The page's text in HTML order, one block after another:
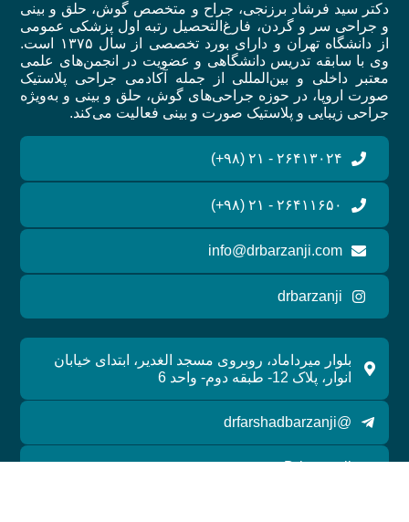
دکتر سید فرشاد برزنجی، جراح و متخصص گوش، حلق و بینی
و جراحی سر و گردن، فارغ‌التحصیل رتبه اول پزشکی عمومی
از دانشگاه تهران و دارای بورد تخصصی از سال ۱۳۷۵ است.
وی با سابقه تدریس دانشگاهی و عضویت در انجمن‌های علمی
معتبر داخلی و بین‌المللی از جمله آکادمی جراحی پلاستیک
صورت اروپا، در حوزه جراحی‌های گوش، حلق و بینی و به‌ویژه
جراحی زیبایی و پلاستیک صورت و بینی فعالیت می‌کند.
۲۶۴۱۳۰۲۴ - ۲۱ (۹۸+)
۲۶۴۱۱۶۵۰ - ۲۱ (۹۸+)
info@drbarzanji.com
drbarzanji
بلوار میرداماد، روبروی مسجد الغدیر، ابتدای خیابان
انوار، پلاک 12- طبقه دوم- واحد 6
@drfarshadbarzanji
Drbarzanji